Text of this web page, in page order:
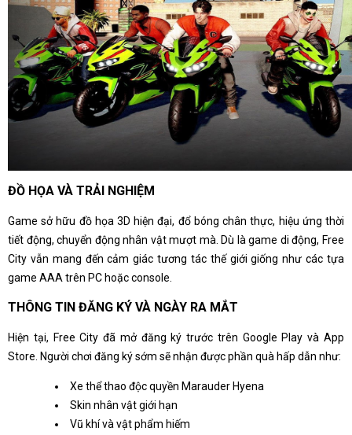
ĐỒ HỌA VÀ TRẢI NGHIỆM
Game sở hữu đồ họa 3D hiện đại, đổ bóng chân thực, hiệu ứng thời
tiết động, chuyển động nhân vật mượt mà. Dù là game di động, Free
City vẫn mang đến cảm giác tương tác thế giới giống như các tựa
game AAA trên PC hoặc console.
THÔNG TIN ĐĂNG KÝ VÀ NGÀY RA MẮT
Hiện tại, Free City đã mở đăng ký trước trên Google Play và App
Store. Người chơi đăng ký sớm sẽ nhận được phần quà hấp dẫn như:
Xe thể thao độc quyền Marauder Hyena
Skin nhân vật giới hạn
Vũ khí và vật phẩm hiếm